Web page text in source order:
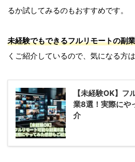
るか試してみるのもおすすめです。
未経験でもできるフルリモートの副業
くご紹介しているので、気になる方
【未経験OK】フ
業8選！実際にや
介